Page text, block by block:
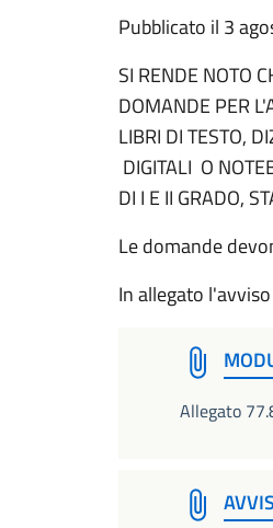
Pubblicato il 3
SI RENDE NOTO
DOMANDE PER
LIBRI DI TESTO,
DIGITALI O
DI I E II GRADO,
Le domande
In allegato
Allegato